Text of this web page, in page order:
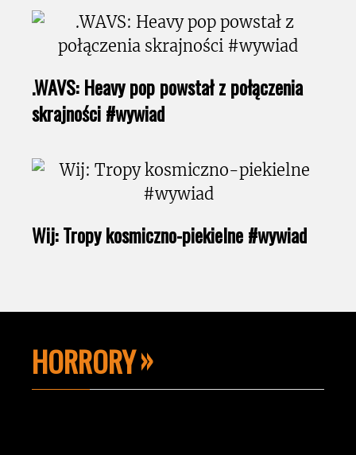
.WAVS: Heavy pop powstał z połączenia
skrajności #wywiad
Wij: Tropy kosmiczno-piekielne #wywiad
HORRORY